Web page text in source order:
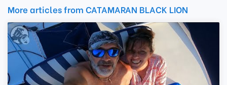
More articles from CATAMARAN BLACK LION